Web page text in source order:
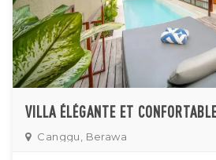
Canggu, Berawa